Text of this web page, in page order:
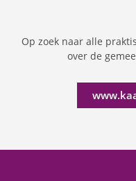
Op zoek naar alle
over de